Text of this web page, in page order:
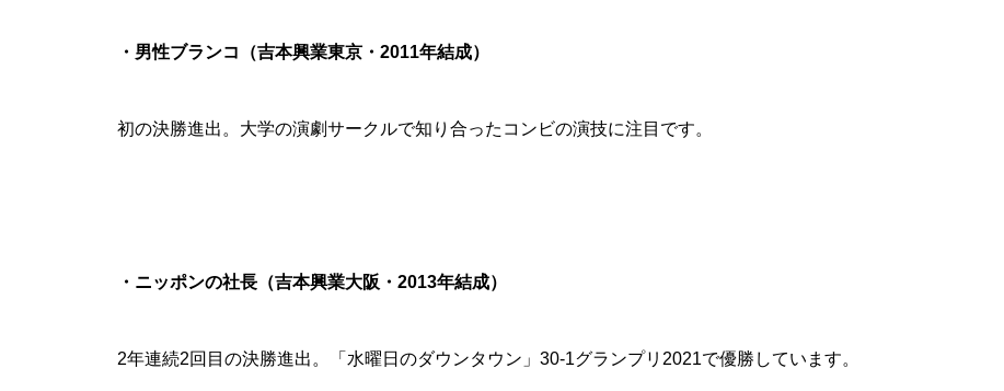
・男性ブランコ（吉本興業東京・2011年結成）
初の決勝進出。大学の演劇サークルで知り合ったコンビの演技に注目です。
・ニッポンの社長（吉本興業大阪・2013年結成）
2年連続2回目の決勝進出。「水曜日のダウンタウン」30-1グランプリ2021で優勝しています。